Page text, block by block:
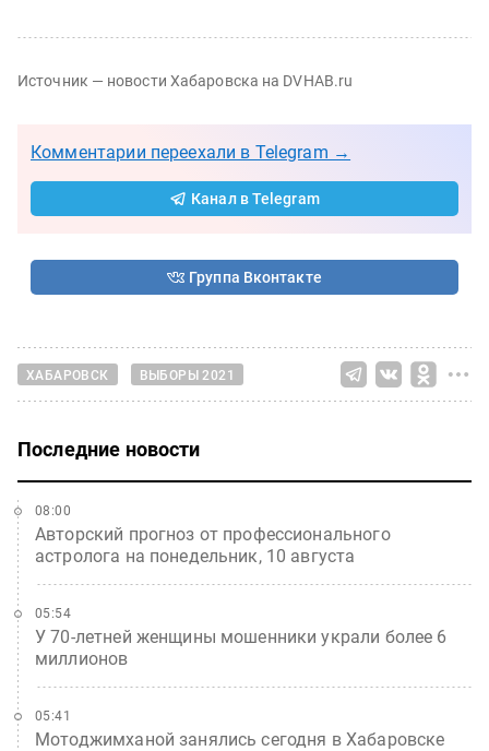
Источник — новости Хабаровска на DVHAB.ru
Комментарии переехали в Telegram →
Канал в Telegram
Группа Вконтакте
ХАБАРОВСК ВЫБОРЫ 2021
Последние новости
Авторский прогноз от профессионального
астролога на понедельник, 10 августа
08:00
У 70-летней женщины мошенники украли более 6
миллионов
05:54
Мотоджимханой занялись сегодня в Хабаровске
05:41